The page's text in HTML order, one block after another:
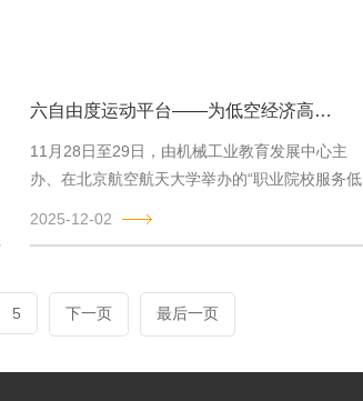
六自由度运动平台——为低空经济高质量发展注入核心动力
11月28日至29日，由机械工业教育发展中心主
办、在北京航空航天大学举办的“职业院校服务低
2025-12-02
5 下一页 最后一页